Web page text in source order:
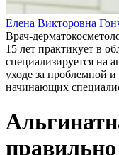
Елена Викторовна
Врач-
15 лет практикует в
специализируется на
уходе за проблемной
начинающих
правильно